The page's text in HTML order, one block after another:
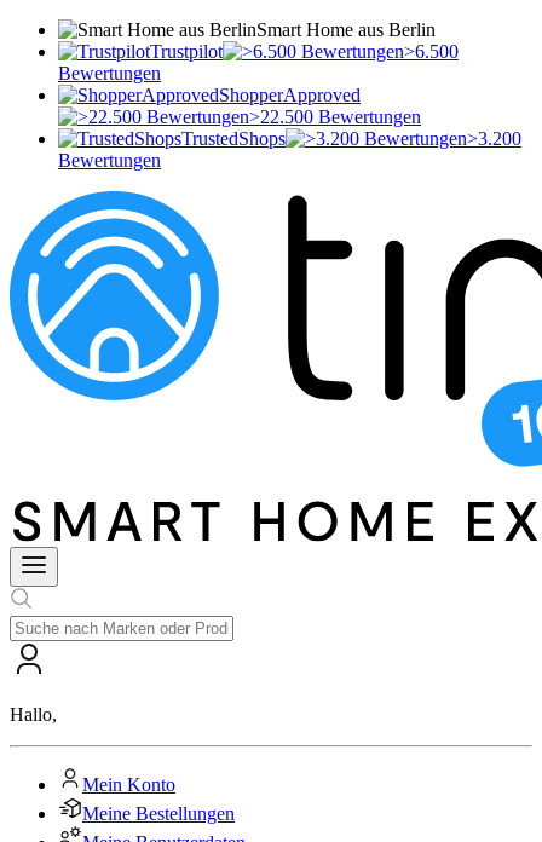
Smart Home aus Berlin
Trustpilot
>6.500
Bewertungen
ShopperApproved
>22.500 Bewertungen
TrustedShops
>3.200
Bewertungen
Hallo,
Mein Konto
Meine Bestellungen